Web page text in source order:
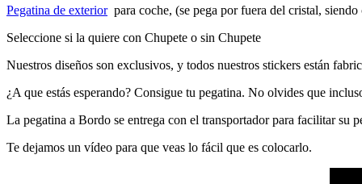
Pegatina de exteriorpara coche, (se pega por fuera del cristal,
Seleccione si la quiere con Chupete o sin Chupete
Nuestros diseños son exclusivos, y todos nuestros stickers están
¿A que estás esperando? Consigue tu pegatina. No olvides que
La pegatina a Bordo se entrega con el transportador para facilitar su
Te dejamos un vídeo para que veas lo fácil que es colocarlo.